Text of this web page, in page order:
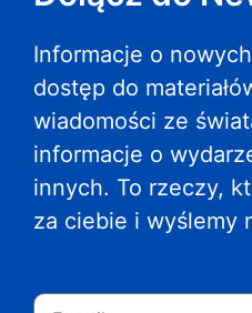
Informacje o
dostęp do
wiadomości ze
informacje o
innych. To rzeczy,
za ciebie i wyślemy